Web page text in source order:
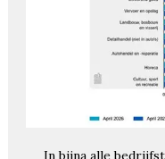
In bijna alle